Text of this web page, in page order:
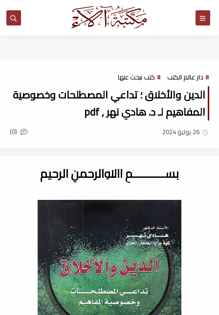
دار عالم الكتب كتب نبحث عنها
الدين والأخلاق ؛ تداعي المصطلحات وخصوصية
المفاهيم لـ د. هادي نهر , pdf
26 يوليو 2024 (0)
بســـــــــــمِ اﷲِالرحمنِ الرحيم